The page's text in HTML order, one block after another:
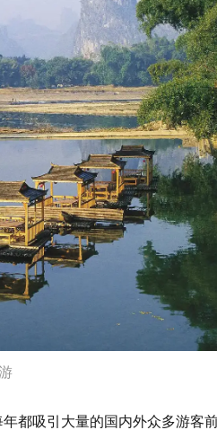
都吸引大量的国内外众多游客